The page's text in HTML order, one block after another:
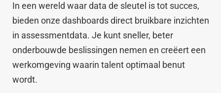
In een wereld waar data de sleutel is tot succes,
bieden onze dashboards direct bruikbare inzichten
in assessmentdata. Je kunt sneller, beter
onderbouwde beslissingen nemen en creëert een
werkomgeving waarin talent optimaal benut
wordt.